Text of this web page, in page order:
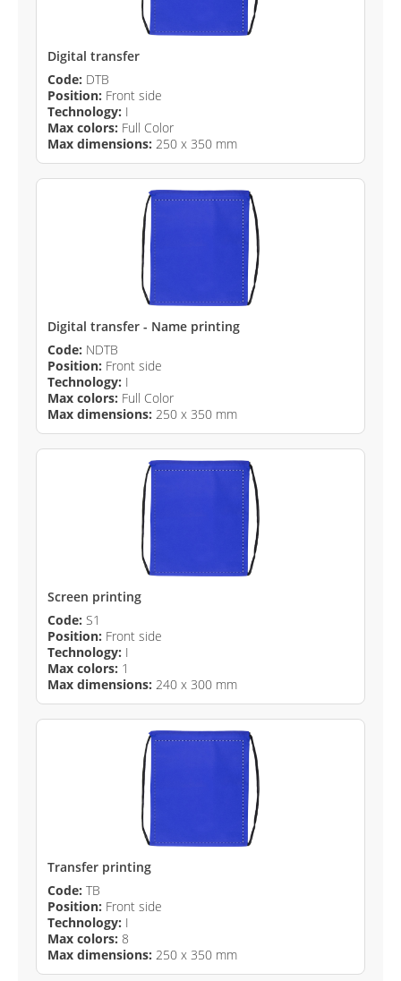
Digital transfer
Code: DTB
Position: Front side
Technology: I
Max colors: Full Color
Max dimensions: 250 x 350 mm
Digital transfer - Name printing
Code: NDTB
Position: Front side
Technology: I
Max colors: Full Color
Max dimensions: 250 x 350 mm
Screen printing
Code: S1
Position: Front side
Technology: I
Max colors: 1
Max dimensions: 240 x 300 mm
Transfer printing
Code: TB
Position: Front side
Technology: I
Max colors: 8
Max dimensions: 250 x 350 mm